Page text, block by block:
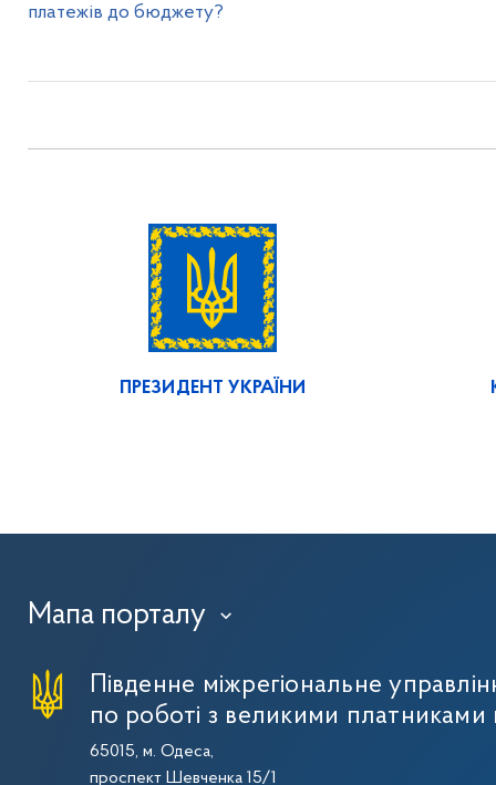
платежів до бюджету?
ПРЕЗИДЕНТ УКРАЇНИ
Мапа порталу ›
Південне міжрегіональне
по роботі з великими платниками
65015, м. Одеса,
проспект Шевченка 15/1